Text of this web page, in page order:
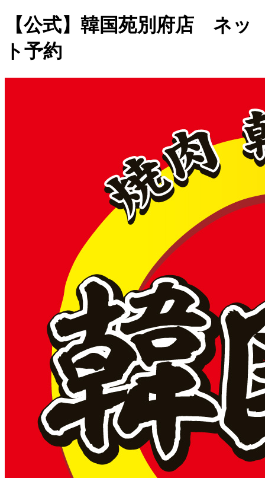
【公式】韓国苑別府店 ネッ
ト予約